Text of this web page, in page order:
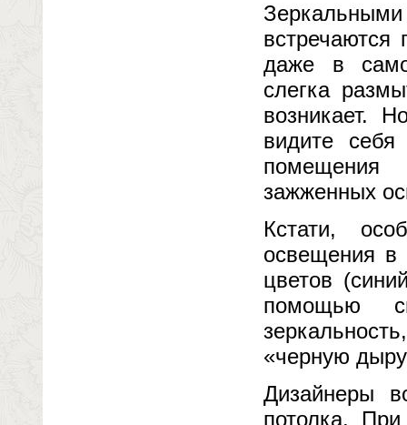
даже в
слегка
возникает.
видите
помещения
зажженных
Кстати,
освещения в
цветов
помощью
«черную
Дизайнеры
потолка.